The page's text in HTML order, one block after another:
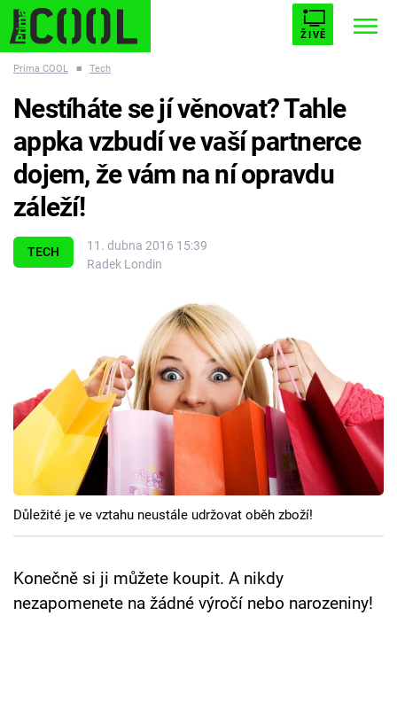
ŽIVĚ
ESCAPE PLNEJ KOTEL AVENGERS 5
Témata
Cool Esport
Pořady
TV Program
Přihlášení
Prima COOL ■ Tech
TECH
11. dubna 2016 15:39
Radek Londin
Nestíháte se jí věnovat? Tahle
appka vzbudí ve vaší partnerce
dojem, že vám na ní opravdu
záleží!
Důležité je ve vztahu neustále udržovat oběh zboží!
Konečně si ji můžete koupit. A nikdy
nezapomenete na žádné výročí nebo narozeniny!